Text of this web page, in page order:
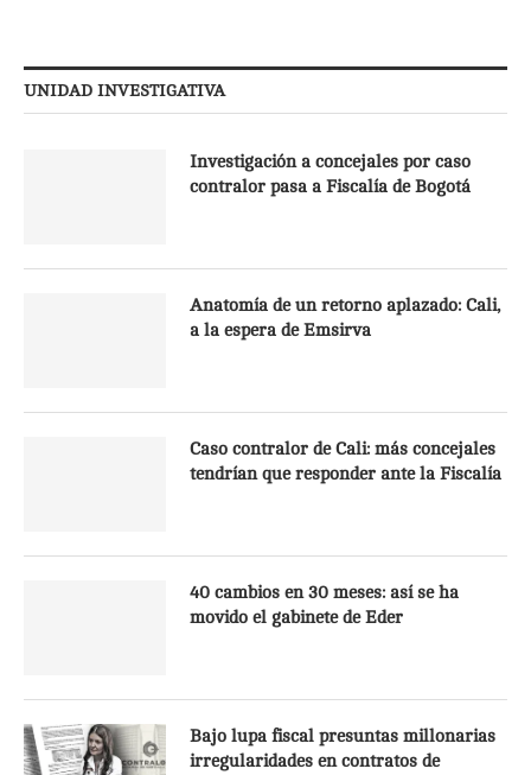
UNIDAD INVESTIGATIVA
Investigación a concejales por caso
contralor pasa a Fiscalía de Bogotá
Anatomía de un retorno aplazado: Cali,
a la espera de Emsirva
Caso contralor de Cali: más concejales
tendrían que responder ante la Fiscalía
40 cambios en 30 meses: así se ha
movido el gabinete de Eder
Bajo lupa fiscal presuntas millonarias
irregularidades en contratos de